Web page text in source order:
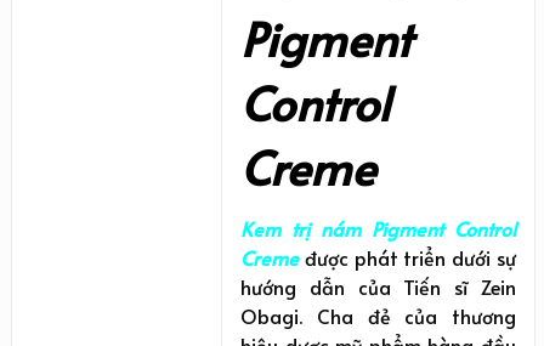
Pigment
Control
Creme
Kem trị nám Pigment Control
Cremeđược phát triển dưới sự
hướng dẫn của Tiến sĩ Zein
Obagi. Cha đẻ của thương